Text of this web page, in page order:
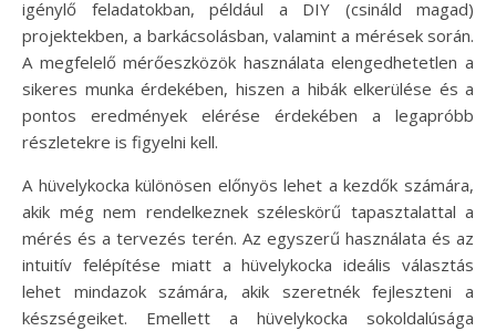
igénylő feladatokban, például a DIY (csináld magad)
projektekben, a barkácsolásban, valamint a mérések során.
A megfelelő mérőeszközök használata elengedhetetlen a
sikeres munka érdekében, hiszen a hibák elkerülése és a
pontos eredmények elérése érdekében a legapróbb
részletekre is figyelni kell.
A hüvelykocka különösen előnyös lehet a kezdők számára,
akik még nem rendelkeznek széleskörű tapasztalattal a
mérés és a tervezés terén. Az egyszerű használata és az
intuitív felépítése miatt a hüvelykocka ideális választás
lehet mindazok számára, akik szeretnék fejleszteni a
készségeiket. Emellett a hüvelykocka sokoldalúsága